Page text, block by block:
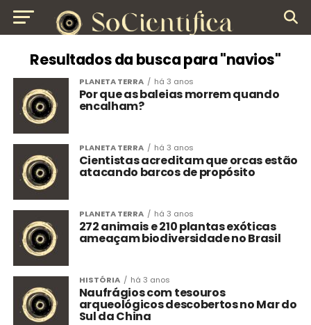
Resultados da busca para "navios"
PLANETA TERRA há 3 anos
Por que as baleias morrem quando
encalham?
PLANETA TERRA há 3 anos
Cientistas acreditam que orcas estão
atacando barcos de propósito
PLANETA TERRA há 3 anos
272 animais e 210 plantas exóticas
ameaçam biodiversidade no Brasil
HISTÓRIA há 3 anos
Naufrágios com tesouros
arqueológicos descobertos no Mar do
Sul da China